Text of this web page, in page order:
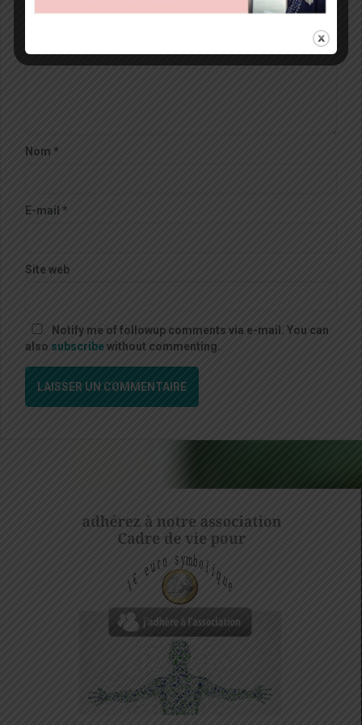
Nom *
E-mail *
Site web
Notify me of followup comments via e-mail. You can
also subscribewithout commenting.